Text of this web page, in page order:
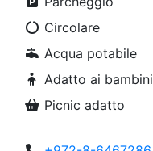
Circolare
Acqua potabile
Adatto ai bambini
Picnic adatto